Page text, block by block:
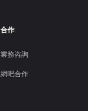
合作
業務咨詢
網吧合作